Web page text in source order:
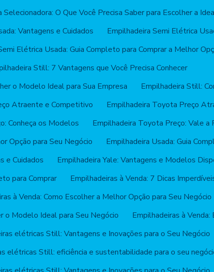
Selecionadora: O Que Você Precisa Saber para Escolher a
Vantagens e Cuidados
Empilhadeira Semi Elétrica
Elétrica Usada: Guia Completo para Comprar a Melhor
Still: 7 Vantagens que Você Precisa Conhecer
o Modelo Ideal para Sua Empresa
Empilhadeira Still:
Atraente e Competitivo
Empilhadeira Toyota Preço
Conheça os Modelos
Empilhadeira Toyota Preço: Vale a
Opção para Seu Negócio
Empilhadeira Usada: Guia
e Cuidados
Empilhadeira Yale: Vantagens e Modelos
para Comprar
Empilhadeiras à Venda: 7 Dicas
à Venda: Como Escolher a Melhor Opção para Seu Negócio
o Modelo Ideal para Seu Negócio
Empilhadeiras à
elétricas Still: Vantagens e Inovações para o Seu Negócio
elétricas Still: eficiência e sustentabilidade para o seu